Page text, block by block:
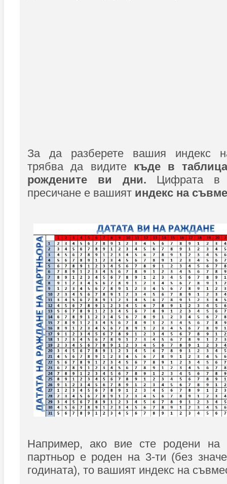
За да разберете вашия индекс
трябва да видите къде в
рождените ви дни. Цифрата в
пресичане е вашият индекс на
Например, ако вие сте родени на
партньор е роден на 3-ти (без
годината), то вашият индекс на